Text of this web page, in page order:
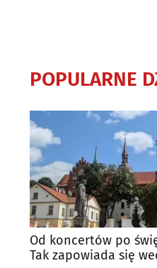
POPULARNE
Od koncertów po
Tak zapowiada się